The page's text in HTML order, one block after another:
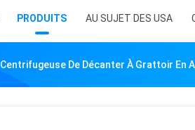
PRODUITS AU SUJET DES USA
Centrifugeuse De Décanter À Grattoir En